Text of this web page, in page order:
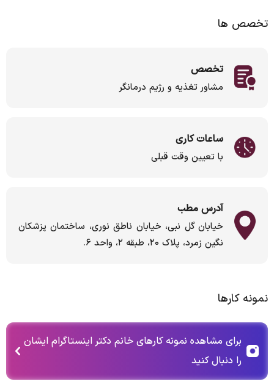
تخصص ها
تخصص
مشاور تغذیه و رژیم درمانگر
ساعات کاری
با تعیین وقت قبلی
آدرس مطب
خیابان گل نبی، خیابان ناطق نوری، ساختمان پزشکان
نگین زمرد، پلاک ۲۰، طبقه ۲، واحد ۶.
نمونه کارها
برای مشاهده نمونه کارهای خانم دکتر اینستاگرام ایشان
را دنبال کنید